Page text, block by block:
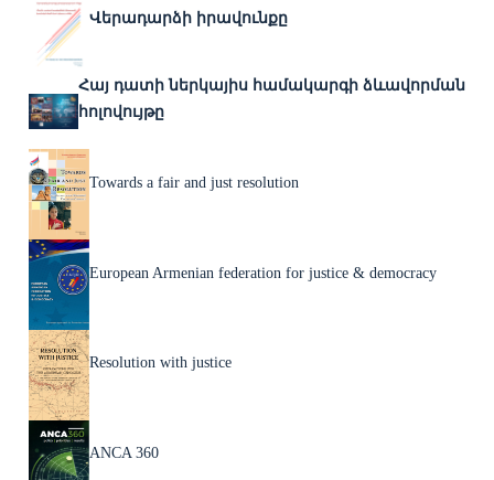
Վերադարձի իրավունքը
Հայ դատի ներկայիս համակարգի ձևավորման
հոլովույթը
Towards a fair and just resolution
European Armenian federation for justice & democracy
Resolution with justice
ANCA 360